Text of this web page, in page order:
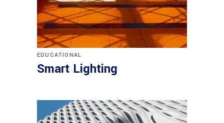
EDUCATIONAL
Smart Lighting